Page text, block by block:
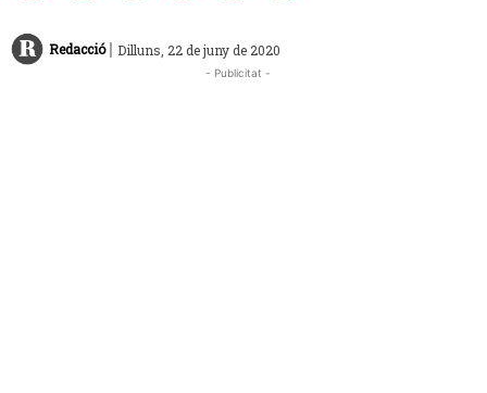
Redacció | Dilluns, 22 de juny de 2020
- Publicitat -